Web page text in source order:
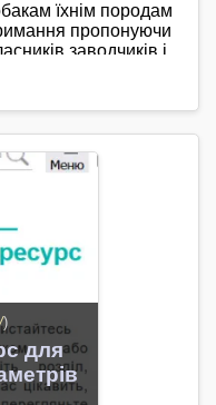
їхнім породам
пропонуючи
заводчиків і
що на сайті
можна знайти
за котами та
змісту життя.
)
для